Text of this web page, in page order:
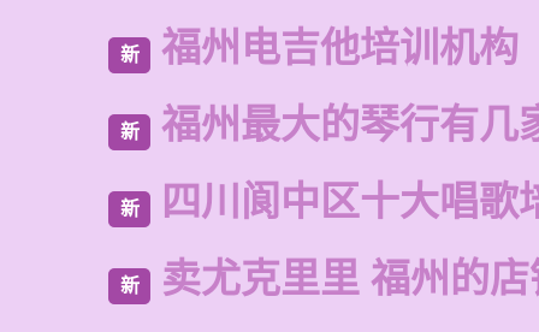
新 福州电吉他培训机构
新 福州最大的琴行有几
新 四川阆中区十大唱歌
新 卖尤克里里 福州的店